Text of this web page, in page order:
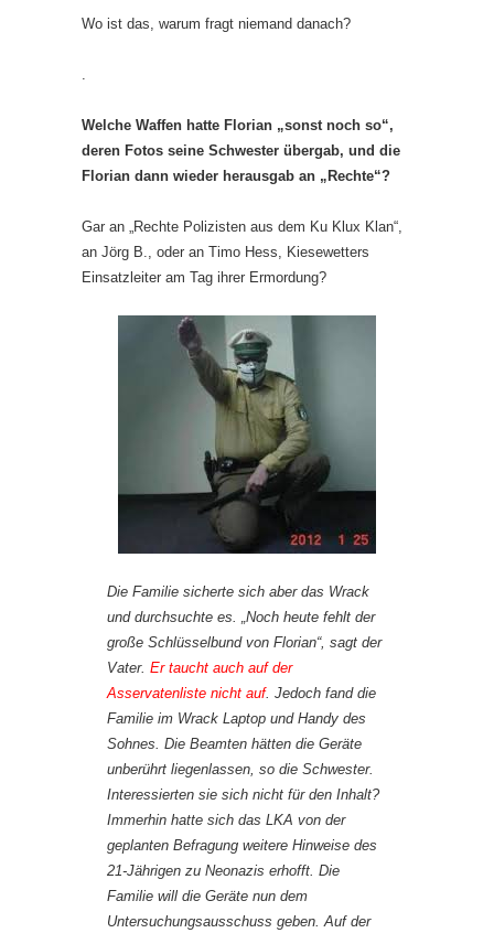
Wo ist das, warum fragt niemand danach?
Welche Waffen hatte Florian „sonst noch so“,
deren Fotos seine Schwester übergab, und die
Florian dann wieder herausgab an „Rechte“?
Gar an „Rechte Polizisten aus dem Ku Klux Klan“,
an Jörg B., oder an Timo Hess, Kiesewetters
Einsatzleiter am Tag ihrer Ermordung?
Die Familie sicherte sich aber das Wrack
und durchsuchte es. „Noch heute fehlt der
große Schlüsselbund von Florian“, sagt der
Vater. Er taucht auch auf der
Asservatenliste nicht auf. Jedoch fand die
Familie im Wrack Laptop und Handy des
Sohnes. Die Beamten hätten die Geräte
unberührt liegenlassen, so die Schwester.
Interessierten sie sich nicht für den Inhalt?
Immerhin hatte sich das LKA von der
geplanten Befragung weitere Hinweise des
21-Jährigen zu Neonazis erhofft. Die
Familie will die Geräte nun dem
Untersuchungsausschuss geben. Auf der